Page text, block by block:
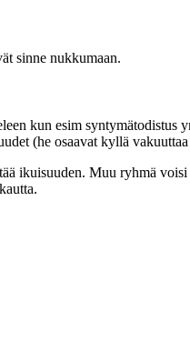
sinne nukkumaan.
kun esim
(he osaavat kyllä
ikuisuuden. Muu ryhmä